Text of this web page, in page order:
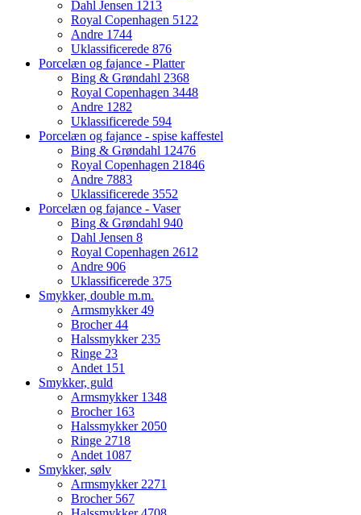
Dahl Jensen 1213
Royal Copenhagen 5122
Andre 1744
Uklassificerede 876
Porcelæn og fajance - Platter
Bing & Grøndahl 2368
Royal Copenhagen 3448
Andre 1282
Uklassificerede 594
Porcelæn og fajance - spise kaffestel
Bing & Grøndahl 12476
Royal Copenhagen 21846
Andre 7883
Uklassificerede 3552
Porcelæn og fajance - Vaser
Bing & Grøndahl 940
Dahl Jensen 8
Royal Copenhagen 2612
Andre 906
Uklassificerede 375
Smykker, double m.m.
Armsmykker49
Brocher44
Halssmykker 235
Ringe 23
Andet 151
Smykker, guld
Armsmykker 1348
Brocher 163
Halssmykker 2050
Ringe 2718
Andet 1087
Smykker, sølv
Armsmykker 2271
Brocher 567